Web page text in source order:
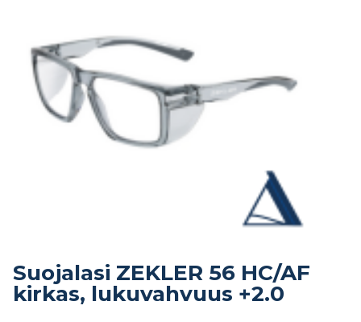
Suojalasi ZEKLER 56 HC/AF
kirkas, lukuvahvuus +2.0